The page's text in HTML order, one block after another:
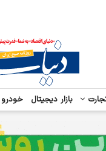
بازار دیجیتال خودرو